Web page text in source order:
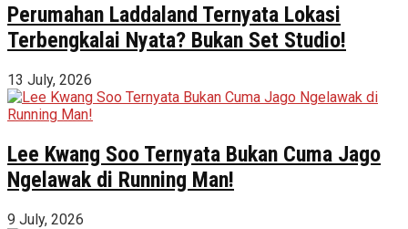
Perumahan Laddaland Ternyata Lokasi
Terbengkalai Nyata? Bukan Set Studio!
13 July, 2026
Lee Kwang Soo Ternyata Bukan Cuma Jago
Ngelawak di Running Man!
9 July, 2026